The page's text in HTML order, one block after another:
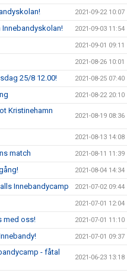
2021-09-22 10:07
2021-09-03 11:54
2021-09-01 09:11
2021-08-26 10:01
25/8 12.00! 2021-08-25 07:40
2021-08-22 20:10
Kristinehamn
2021-08-19 08:36
2021-08-13 14:08
match 2021-08-11 11:39
2021-08-04 14:34
Innebandycamp 2021-07-02 09:44
2021-07-01 12:04
med oss! 2021-07-01 11:10
2021-07-01 09:37
- fåtal
2021-06-23 13:18